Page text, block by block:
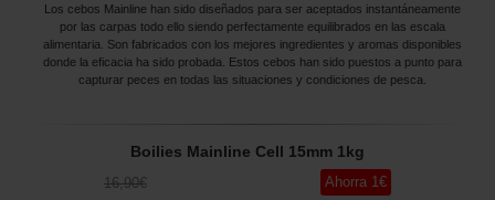
Los cebos Mainline han sido diseñados para ser aceptados instantáneamente
por las carpas todo ello siendo perfectamente equilibrados en las escala
alimentaria. Son fabricados con los mejores ingredientes y aromas disponibles
donde la eficacia ha sido probada. Estos cebos han sido puestos a punto para
capturar peces en todas las situaciones y condiciones de pesca.
Boilies Mainline Cell 15mm 1kg
16,90€ Ahorra 1€